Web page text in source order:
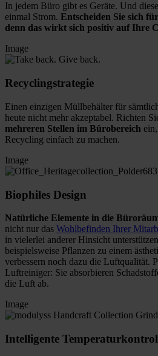
In jedem Büro gibt es Geräte. Und
einmal Strom. Entscheiden Sie sich
denn das wirkt sich positiv auf Ihre
Image
Recyclingstrategie
Einen einzigen Müllbehälter für
heute nicht mehr akzeptabel. Richten
mehreren Stellen im Bürobereich
Recycling einfach zu machen.
Image
Biophiles Design
Natürliche Elemente in die
nicht nur das Wohlbefinden Ihrer
in vielerlei anderer Hinsicht
beispielsweise Pflanzen zu einem
verbessern noch dazu die Luftqualität.
Luftreiniger: Sie absorbieren
die Luft ab.
Image
Intelligente